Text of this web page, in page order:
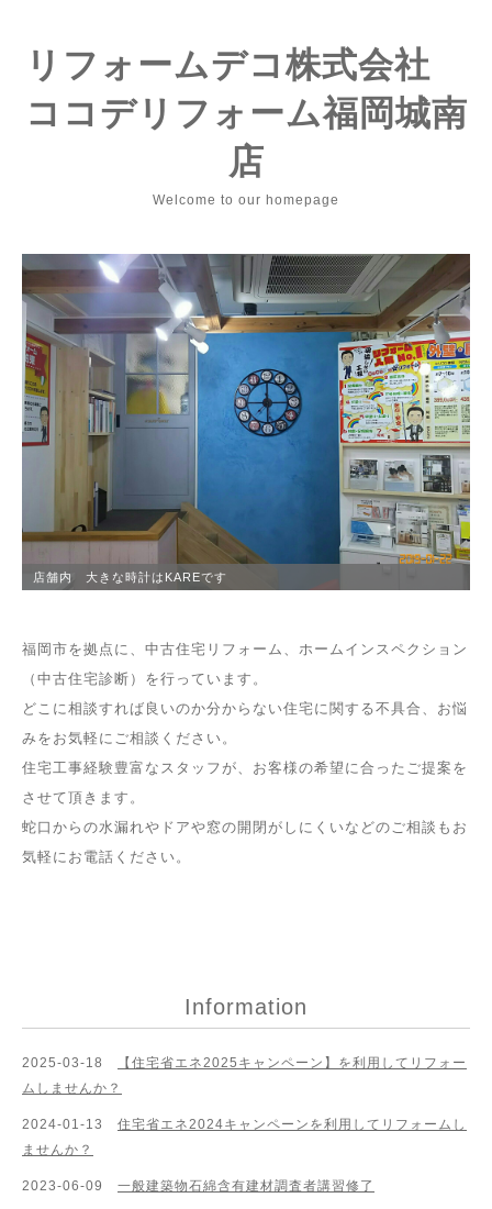
リフォームデコ株式会社
ココデリフォーム福岡城南
店
Welcome to our homepage
店舗内 大きな時計はKAREです
福岡市を拠点に、中古住宅リフォーム、ホームインスペクション
（中古住宅診断）を行っています。
どこに相談すれば良いのか分からない住宅に関する不具合、お悩
みをお気軽にご相談ください。
住宅工事経験豊富なスタッフが、お客様の希望に合ったご提案を
させて頂きます。
蛇口からの水漏れやドアや窓の開閉がしにくいなどのご相談もお
気軽にお電話ください。
Information
2025-03-18
【住宅省エネ2025キャンペーン】を利用してリフォー
ムしませんか？
2024-01-13
住宅省エネ2024キャンペーンを利用してリフォームし
ませんか？
2023-06-09 一般建築物石綿含有建材調査者講習修了